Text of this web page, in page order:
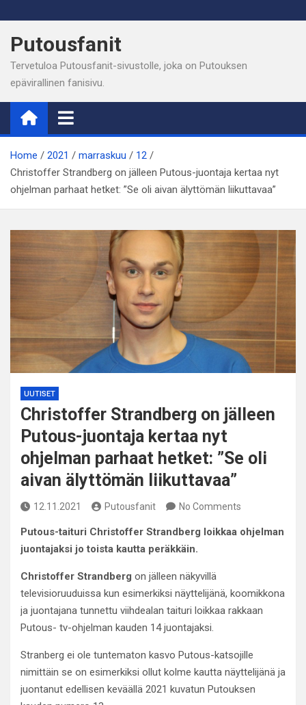
to
content
Putousfanit
Tervetuloa Putousfanit-sivustolle, joka on Putouksen
epävirallinen fanisivu.
Home 2021 marraskuu
12
Christoffer Strandberg on jälleen Putous-juontaja kertaa nyt
ohjelman parhaat hetket: ”Se oli aivan älyttömän liikuttavaa”
UUTISET
Christoffer Strandberg on jälleen
Putous-juontaja kertaa nyt
ohjelman parhaat hetket: ”Se oli
aivan älyttömän liikuttavaa”
12.11.2021 Putousfanit No Comments
Putous-taituri Christoffer Strandberg loikkaa ohjelman
juontajaksi jo toista kautta peräkkäin.
Christoffer Strandberg on jälleen näkyvillä
televisioruuduissa kun esimerkiksi näyttelijänä, koomikkona
ja juontajana tunnettu viihdealan taituri loikkaa rakkaan
Putous- tv-ohjelman kauden 14 juontajaksi.
Stranberg ei ole tuntematon kasvo Putous-katsojille
nimittäin se on esimerkiksi ollut kolme kautta näyttelijänä ja
juontanut edellisen keväällä 2021 kuvatun Putouksen